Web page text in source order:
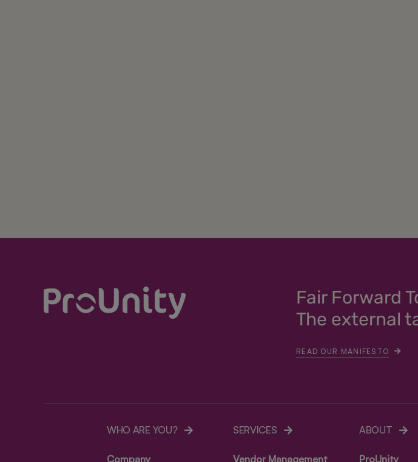
Fair Forward
The external
READ OUR MANIFESTO
WHO ARE YOU?
Company
SERVICES
Vendor Management
ABOUT
ProUnity